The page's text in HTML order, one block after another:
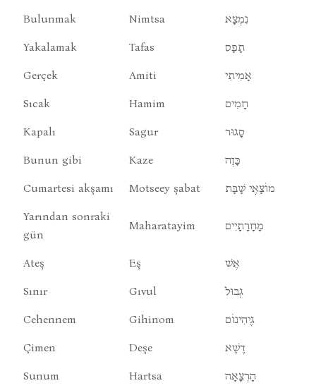
Bulunmak Nimtsa נִמְצָא
Yakalamak Tafas תָפָס
Gerçek Amiti אָמִיתִי
Sıcak Hamim חָמִים
Kapalı Sagur סָגוּר
Bunun gibi Kaze כָּזֶה
Cumartesi akşamı Motseey şabat מוֹצָאֶי שָׁבָּת
Yarından sonraki
gün
Maharatayim מָחָרָתָיִים
Ateş Eş אֶשׁ
Sınır Gıvul גְבוּל
Cehennem Gihinom גֶיהִינוֹם
Çimen Deşe דֶשֶׁא
Sunum Hartsa הָרְצָאָה